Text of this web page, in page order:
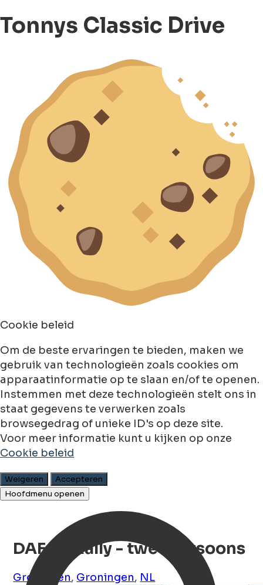
Tonnys Classic Drive
Cookie beleid
Om de beste ervaringen te bieden, maken we
gebruik van technologieën zoals cookies om
apparaatinformatie op te slaan en/of te openen.
Instemmen met deze technologieën stelt ons in
staat gegevens te verwerken zoals
browsegedrag of unieke ID's op deze site.
Voor meer informatie kunt u kijken op onze
Cookie beleid
Weigeren
Accepteren
Hoofdmenu openen
DAF 55 Rally - tweepersoons
Groningen, Groningen, NL